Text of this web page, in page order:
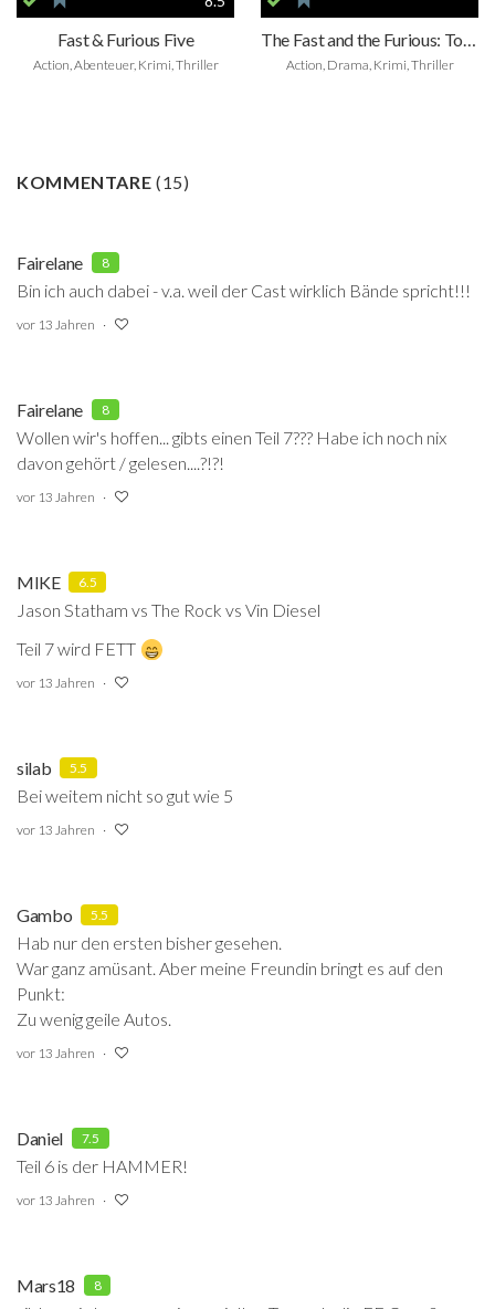
Fast & Furious Five
Action, Abenteuer, Krimi, Thriller
The Fast and the Furious: Tokyo Drift
Action, Drama, Krimi, Thriller
KOMMENTARE(15)
Fairelane 8
Bin ich auch dabei - v.a. weil der Cast wirklich Bände spricht!!!
vor 13 Jahren
Fairelane 8
Wollen wir's hoffen... gibts einen Teil 7??? Habe ich noch nix
davon gehört / gelesen....?!?!
vor 13 Jahren
MIKE 6.5
Jason Statham vs The Rock vs Vin Diesel
Teil 7 wird FETT
vor 13 Jahren
silab 5.5
Bei weitem nicht so gut wie 5
vor 13 Jahren
Gambo 5.5
Hab nur den ersten bisher gesehen.
War ganz amüsant. Aber meine Freundin bringt es auf den
Punkt:
Zu wenig geile Autos.
vor 13 Jahren
Daniel 7.5
Teil 6 is der HAMMER!
vor 13 Jahren
Mars18 8